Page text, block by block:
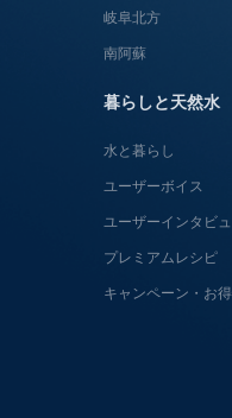
岐阜北方
南阿蘇
暮らしと天然水
水と暮らし
ユーザーボイス
ユーザーインタビ
プレミアムレシピ
キャンペーン・お